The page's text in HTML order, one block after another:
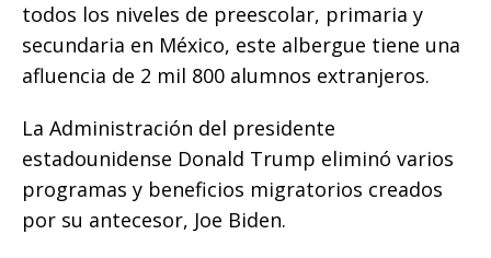
todos los niveles de preescolar, primaria y
secundaria en México, este albergue tiene una
afluencia de 2 mil 800 alumnos extranjeros.
La Administración del presidente
estadounidense Donald Trump eliminó varios
programas y beneficios migratorios creados
por su antecesor, Joe Biden.